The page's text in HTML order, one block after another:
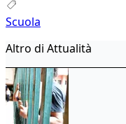
Scuola
Altro di Attualità